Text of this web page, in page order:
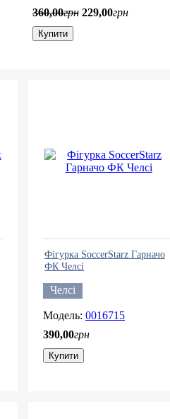
360,00грн 229,00грн
Купити
Фігурка SoccerStarz Гарначо
ФК Челсі
Челсі
0016715
390,00грн
Купити